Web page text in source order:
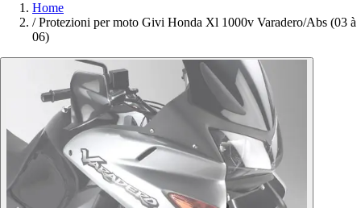
Home
/ Protezioni per moto Givi Honda Xl 1000v Varadero/Abs (03 à
06)